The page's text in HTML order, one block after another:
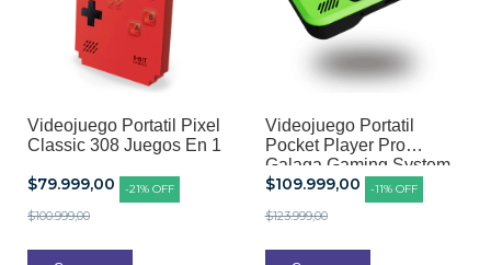
Videojuego Portatil Pixel
Classic 308 Juegos En 1
$79.999,00 -21% OFF
$100.999,00
Videojuego Portatil
Pocket Player Pro
Galaga Gaming System
2 Juegos En 1
$109.999,00 -11% OFF
$123.999,00